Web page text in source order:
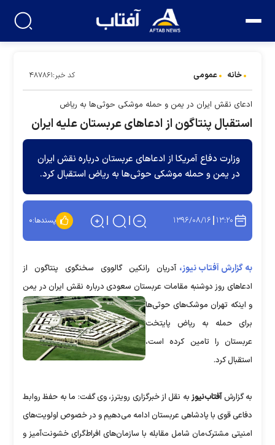
خانه عمومی کد خبر:۴۸۷۸۶۱
ادعای نقش ایران در یمن و حمله موشکی حوثی‌ها به ریاض
استقبال پنتاگون از ادعاهای عربستان علیه ایران
وزارت دفاع آمریکا از ادعاهای عربستان درباره نقش ایران
در یمن و حمله موشکی حوثی‌ها به ریاض استقبال کرد.
۱۳:۲۰ ۱۳۹۶/۰۸/۱۶ پسندها:۰
به گزارش آفتاب نیوز، آدریان رانکین گالووی سخنگوی پنتاگون از
ادعاهای روز دوشنبه مقامات عربستان سعودی درباره نقش ایران در یمن
و اینکه تهران موشک‌های حوثی‌ها
برای حمله به ریاض پایتخت
عربستان را تامین کرده است،
استقبال کرد.
به گزارشآفتاب‌نیوز به نقل از خبرگزاری رویترز، وی گفت: ما به حفظ روابط
دفاعی قوی با پادشاهی عربستان ادامه می‌دهیم و در خصوص اولویت‌های
امنیتی مشترک‌مان شامل مقابله با سازمان‌های افراط‌گرای خشونت‌آمیز و